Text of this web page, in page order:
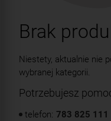
Brak
Niestety, aktualnie nie
wybranej kategorii.
Potrzebujesz
telefon: 783 825 111